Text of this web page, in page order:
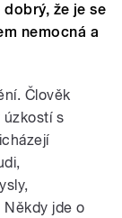
že je se
nemocná a
Člověk
úzkostí s
Někdy jde o